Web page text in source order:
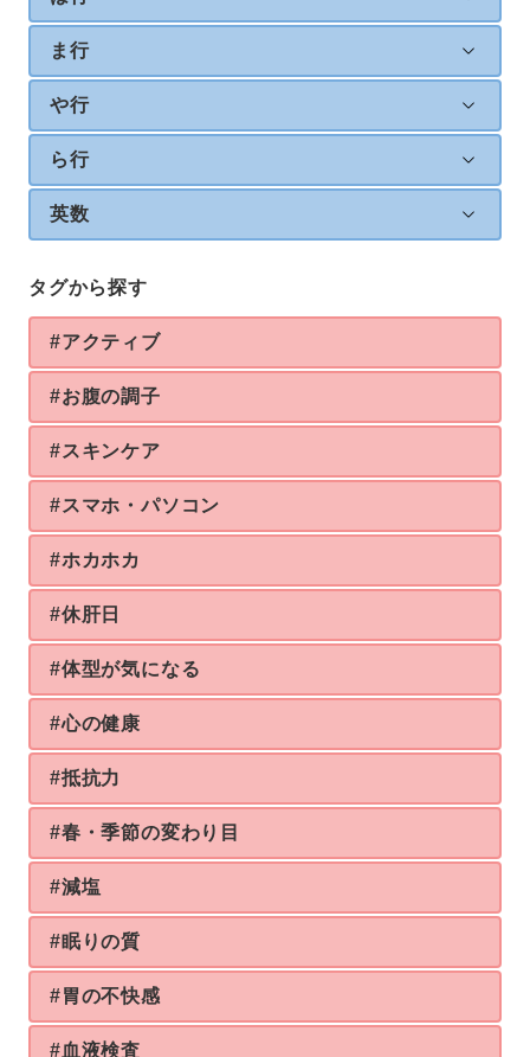
ま行
や行
ら行
英数
タグから探す
#アクティブ
#お腹の調子
#スキンケア
#スマホ・パソコン
#ホカホカ
#休肝日
#体型が気になる
#心の健康
#抵抗力
#春・季節の変わり目
#減塩
#眠りの質
#胃の不快感
#血液検査